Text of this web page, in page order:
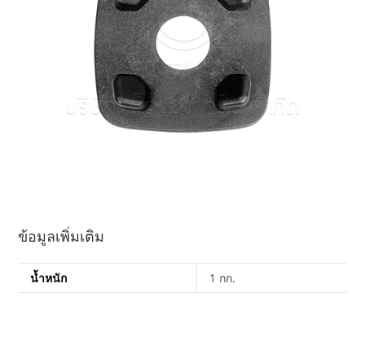
ข้อมูลเพิ่มเติม
น้ำหนัก 1 กก.